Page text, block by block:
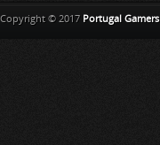
Copyright © 2017 Portugal Gamers